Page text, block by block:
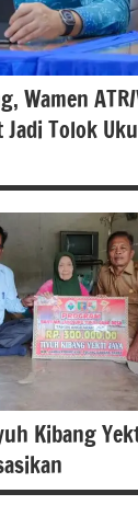
Wamen
Jadi Tolok
Kibang